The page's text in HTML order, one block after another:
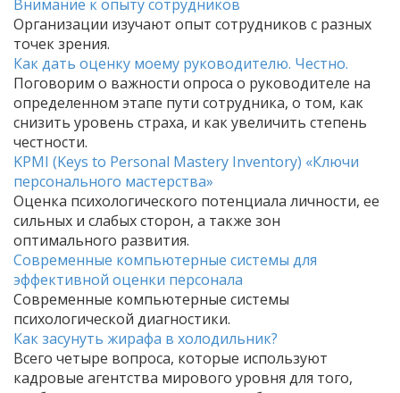
Внимание к опыту сотрудников
Организации изучают опыт сотрудников с разных
точек зрения.
Как дать оценку моему руководителю. Честно.
Поговорим о важности опроса о руководителе на
определенном этапе пути сотрудника, о том, как
снизить уровень страха, и как увеличить степень
честности.
KPMI (Keys to Personal Mastery Inventory) «Ключи
персонального мастерства»
Оценка психологического потенциала личности, ее
сильных и слабых сторон, а также зон
оптимального развития.
Современные компьютерные системы для
эффективной оценки персонала
Современные компьютерные системы
психологической диагностики.
Как засунуть жирафа в холодильник?
Всего четыре вопроса, которые используют
кадровые агентства мирового уровня для того,